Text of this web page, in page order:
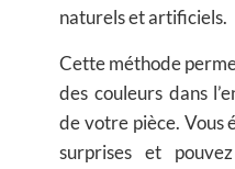
naturels et artificiels.
Cette méthode
des couleurs dans
de votre pièce. Vous
surprises et